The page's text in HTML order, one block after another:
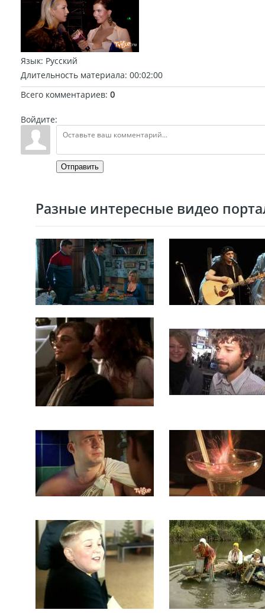
Язык: Русский
Длительность материала: 00:02:00
Всего комментариев: 0
Войдите:
Отправить
Разные интересные видео